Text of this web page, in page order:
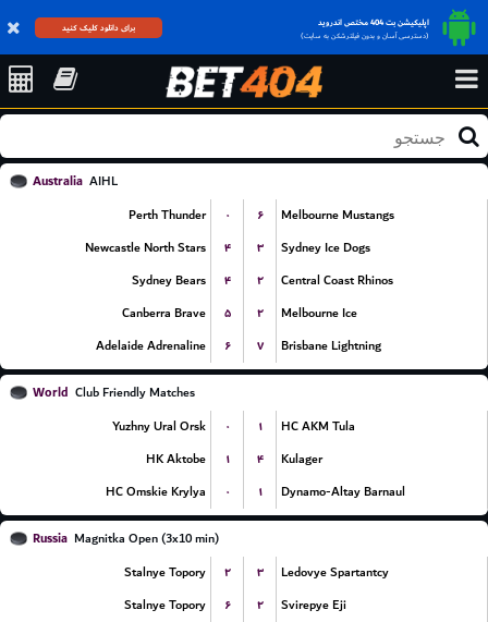
اپلیکیشن بت 404 مختص اندروید
(دسترسی آسان و بدون فیلترشکن به سایت)
برای دانلود کلیک کنید
Australia AIHL
Perth Thunder
۰ ۶
Melbourne Mustangs
Newcastle North Stars
۴ ۳
Sydney Ice Dogs
Sydney Bears
۴ ۲
Central Coast Rhinos
Canberra Brave
۵ ۲
Melbourne Ice
Adelaide Adrenaline
۶ ۷ Brisbane Lightning
World Club Friendly Matches
Yuzhny Ural Orsk
۰ ۱
HC AKM Tula
HK Aktobe
۱ ۴
Kulager
HC Omskie Krylya
۰ ۱ Dynamo-Altay Barnaul
Russia Magnitka Open (3x10 min)
Stalnye Topory
۲ ۳
Ledovye Spartantcy
Stalnye Topory
۶ ۲
Svirepye Eji